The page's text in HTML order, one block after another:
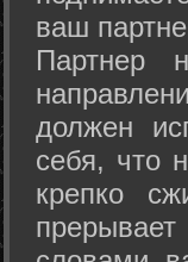
ваш
Партнер
должен
себя, что
крепко